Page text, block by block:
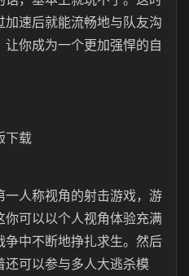
速后就能流畅地与队友沟
你成为一个更加强悍的自
下载
人称视角的射击游戏，游
可以以个人视角体验充满
中不断地挣扎求生。然后
可以参与多人大逃杀模